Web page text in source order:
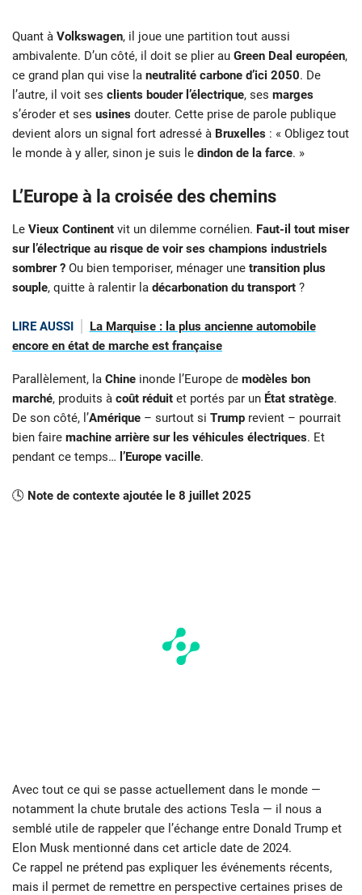
Quant à Volkswagen, il joue une partition tout aussi
ambivalente. D’un côté, il doit se plier au Green Deal européen,
ce grand plan qui vise la neutralité carbone d’ici 2050. De
l’autre, il voit ses clients bouder l’électrique, ses marges
s’éroder et ses usines douter. Cette prise de parole publique
devient alors un signal fort adressé à Bruxelles : « Obligez tout
le monde à y aller, sinon je suis le dindon de la farce. »
L’Europe à la croisée des chemins
Le Vieux Continent vit un dilemme cornélien. Faut-il tout miser
sur l’électrique au risque de voir ses champions industriels
sombrer ? Ou bien temporiser, ménager une transition plus
souple, quitte à ralentir la décarbonation du transport ?
LIRE AUSSI
La Marquise : la plus ancienne automobile
encore en état de marche est française
Parallèlement, la Chine inonde l’Europe de modèles bon
marché, produits à coût réduit et portés par un État stratège.
De son côté, l’Amérique – surtout si Trump revient – pourrait
bien faire machine arrière sur les véhicules électriques. Et
pendant ce temps… l’Europe vacille.
🕓 Note de contexte ajoutée le 8 juillet 2025
Avec tout ce qui se passe actuellement dans le monde —
notamment la chute brutale des actions Tesla — il nous a
semblé utile de rappeler que l’échange entre Donald Trump et
Elon Musk mentionné dans cet article date de 2024.
Ce rappel ne prétend pas expliquer les événements récents,
mais il permet de remettre en perspective certaines prises de